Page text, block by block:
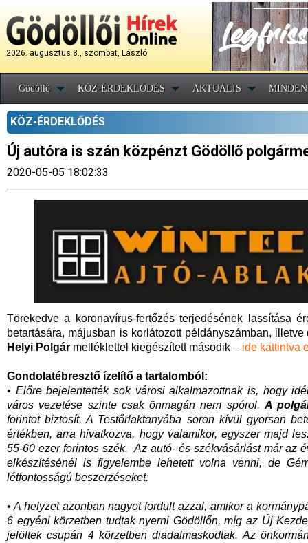
2026. augusztus 8., szombat, László
Gödöllő KÖZ-ÉRDEKLŐDÉS AKTUÁLIS
KÖZ-ÉRDEKLŐDÉS
Új autóra is szán közpénzt Gödöllő
2020-05-05 18:02:33
Törekedve a koronavírus-fertőzés terjedésének lassítása
betartására, májusban is korlátozott példányszámban,
Helyi Polgár melléklettel kiegészített második – ide kattintva
Gondolatébresztő ízelítő a tartalomból:
• Előre bejelentették sok városi alkalmazottnak is, hogy
város vezetése szinte csak önmagán nem spórol.A
forintot biztosít. A Testőrlaktanyába soron kívül gyorsan
értékben, arra hivatkozva, hogy valamikor, egyszer majd
55-60 ezer forintos szék. Az autó- és székvásárlást már az
elkészítésénél is figyelembe lehetett volna venni, de
létfontosságú beszerzéseket.
• A helyzet azonban nagyot fordult azzal, amikor a
6 egyéni körzetben tudtak nyerni Gödöllőn, míg az Új
jelöltek csupán 4 körzetben diadalmaskodtak. Az